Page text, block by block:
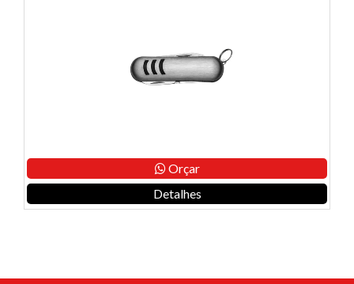
Orçar
Detalhes